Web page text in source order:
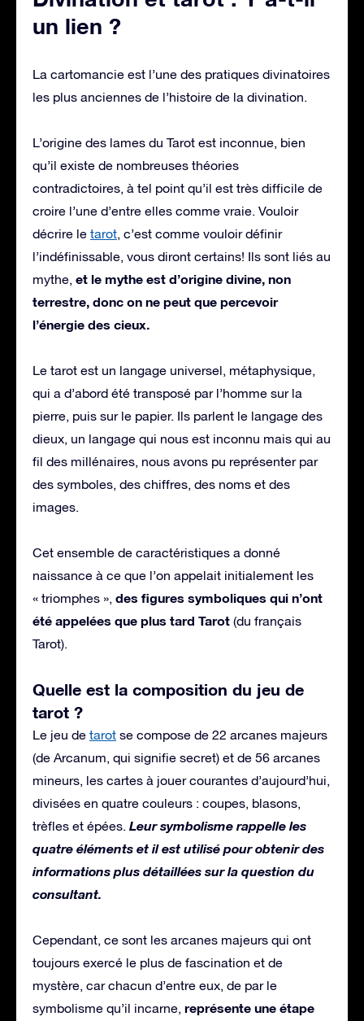
un lien ?
La cartomancie est l’une des pratiques divinatoires
les plus anciennes de l’histoire de la divination.
L’origine des lames du Tarot est inconnue, bien
qu’il existe de nombreuses théories
contradictoires, à tel point qu’il est très difficile de
croire l’une d’entre elles comme vraie. Vouloir
décrire le tarot, c’est comme vouloir définir
l’indéfinissable, vous diront certains! Ils sont liés au
mythe, et le mythe est d’origine divine, non
terrestre, donc on ne peut que percevoir
l’énergie des cieux.
Le tarot est un langage universel, métaphysique,
qui a d’abord été transposé par l’homme sur la
pierre, puis sur le papier. Ils parlent le langage des
dieux, un langage qui nous est inconnu mais qui au
fil des millénaires, nous avons pu représenter par
des symboles, des chiffres, des noms et des
images.
Cet ensemble de caractéristiques a donné
naissance à ce que l’on appelait initialement les
« triomphes », des figures symboliques qui n’ont
été appelées que plus tard Tarot (du français
Tarot).
Quelle est la composition du jeu de
tarot ?
Le jeu de tarot se compose de 22 arcanes majeurs
(de Arcanum, qui signifie secret) et de 56 arcanes
mineurs, les cartes à jouer courantes d’aujourd’hui,
divisées en quatre couleurs : coupes, blasons,
trèfles et épées. Leur symbolisme rappelle les
quatre éléments et il est utilisé pour obtenir des
informations plus détaillées sur la question du
consultant.
Cependant, ce sont les arcanes majeurs qui ont
toujours exercé le plus de fascination et de
mystère, car chacun d’entre eux, de par le
symbolisme qu’il incarne, représente une étape